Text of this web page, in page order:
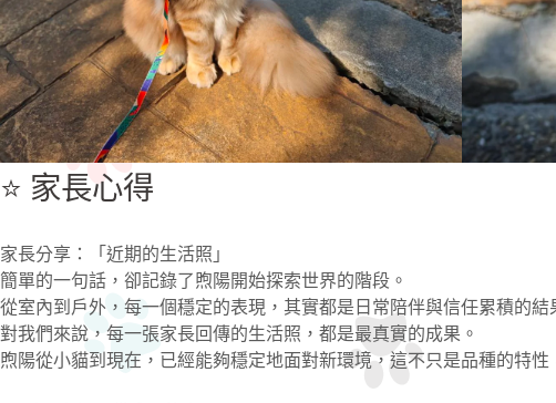
⭐ 家長心得
家長分享：「近期的生活照」
簡單的一句話，卻記錄了煦陽開始探索世界的階段。
從室內到戶外，每一個穩定的表現，其實都是日常陪伴與信任累積的結
對我們來說，每一張家長回傳的生活照，都是最真實的成果。
煦陽從小貓到現在，已經能夠穩定地面對新環境，這不只是品種的特性